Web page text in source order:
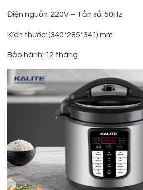
Điện nguồn: 220V – Tần số: 50Hz
Kích thước: (340*285*341) mm
Bảo hành: 12 tháng